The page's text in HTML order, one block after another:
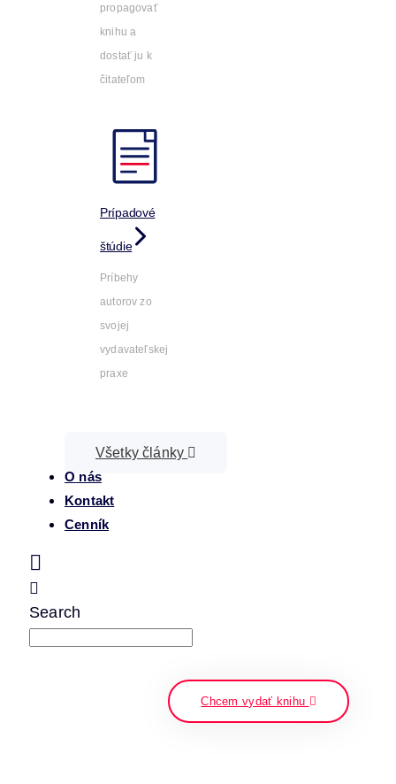
propagovať
knihu a
dostať ju k
čitateľom
Prípadové
štúdie
Príbehy
autorov zo
svojej
vydavateľskej
praxe
Všetky články
O nás
Kontakt
Cenník
Search
Chcem vydať knihu